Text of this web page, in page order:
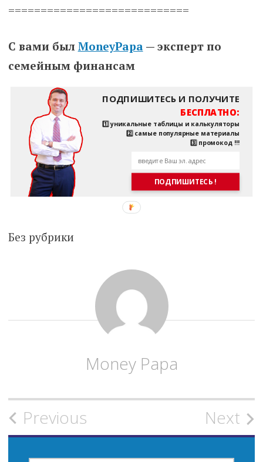
============================
С вами был MoneyPapa— эксперт по
семейным финансам
ПОДПИШИТЕСЬ !
ПОДПИШИТЕСЬ И ПОЛУЧИТЕ
БЕСПЛАТНО:
1️⃣ уникальные таблицы и калькуляторы
2️⃣ самые популярные материалы
3️⃣ промокод !!!
Без рубрики
Money Papa
Post
navigation
Previous Next